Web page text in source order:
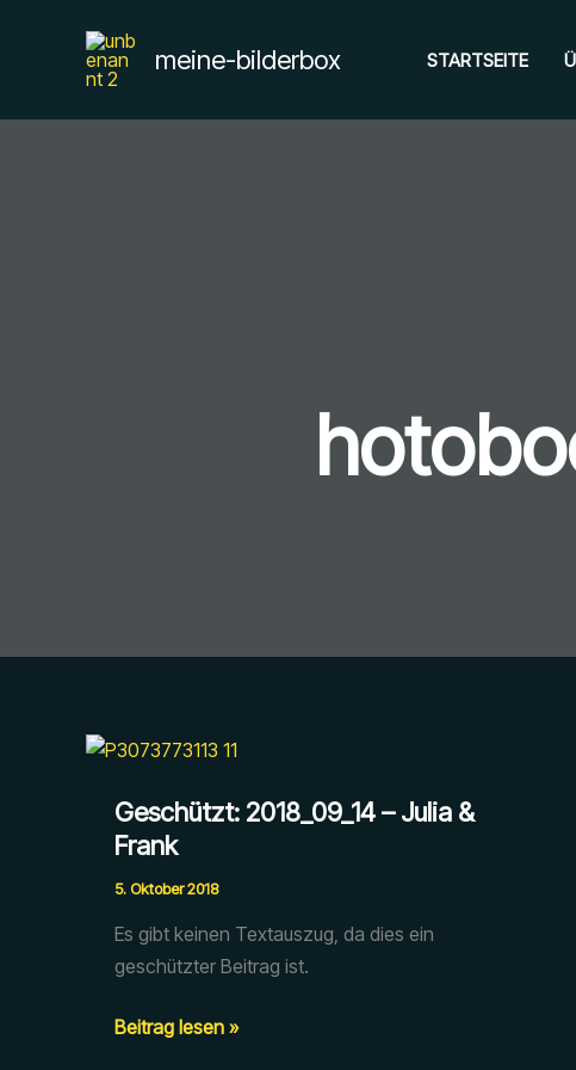
meine-bilderbox STARTSEITE
Geschützt: 2018_09_14 – Julia &
Frank
5. Oktober 2018
Es gibt keinen Textauszug, da dies ein
geschützter Beitrag ist.
Geschützt:
Beitrag lesen »